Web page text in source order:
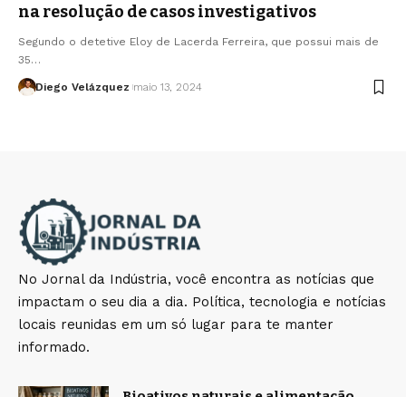
na resolução de casos investigativos
Segundo o detetive Eloy de Lacerda Ferreira, que possui mais de
35…
Diego Velázquez maio 13, 2024
No Jornal da Indústria, você encontra as notícias que
impactam o seu dia a dia. Política, tecnologia e notícias
locais reunidas em um só lugar para te manter
informado.